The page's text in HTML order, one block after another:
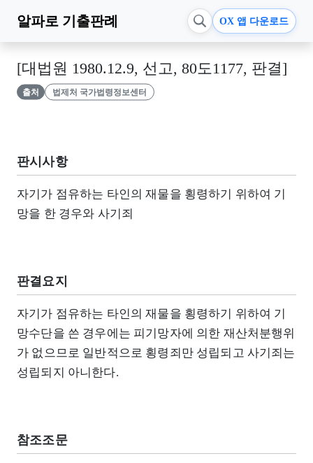
알파로 기출판례 OX 앱 다운로드
[대법원 1980.12.9, 선고, 80도1177, 판결]
출처 법제처 국가법령정보센터
판시사항
자기가 점유하는 타인의 재물을 횡령하기 위하여 기
망을 한 경우와 사기죄
판결요지
자기가 점유하는 타인의 재물을 횡령하기 위하여 기
망수단을 쓴 경우에는 피기망자에 의한 재산처분행위
가 없으므로 일반적으로 횡령죄만 성립되고 사기죄는
성립되지 아니한다.
참조조문